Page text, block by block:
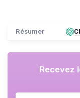
Résumer
Recevez